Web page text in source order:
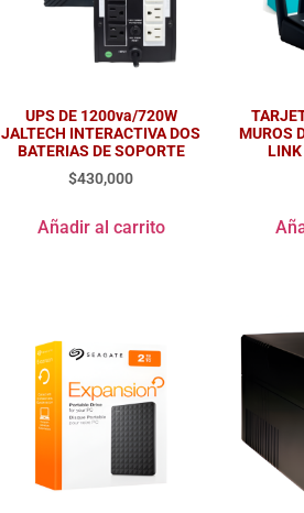
UPS DE 1200va/720W
JALTECH INTERACTIVA DOS
BATERIAS DE SOPORTE
$430,000
Añadir al carrito
MUROS